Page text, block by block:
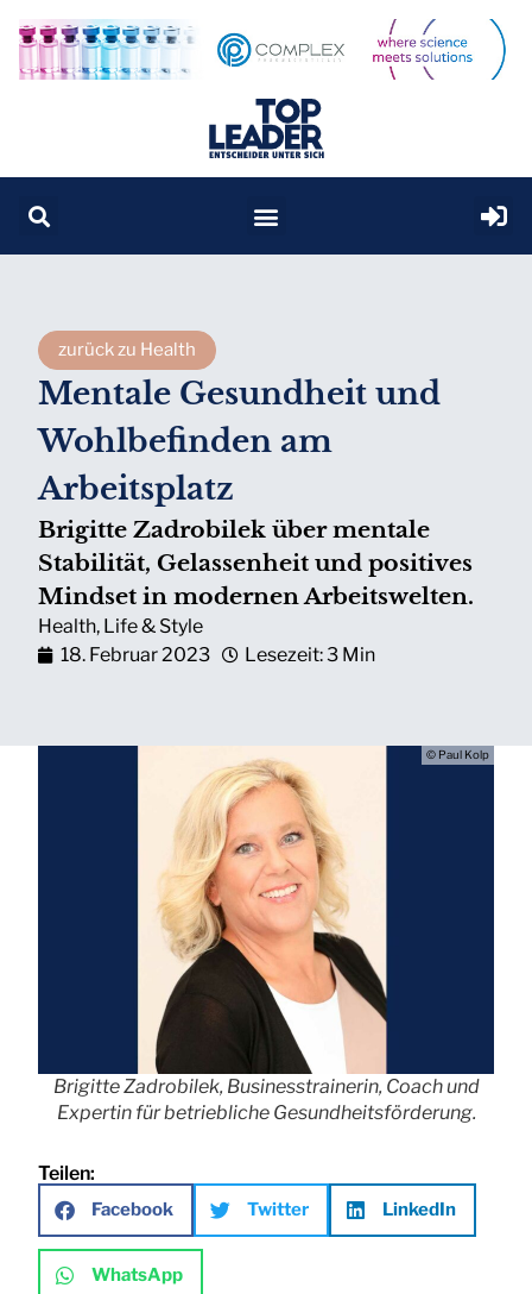
zurück zu Health
Mentale Gesundheit und
Wohlbefinden am
Arbeitsplatz
Brigitte Zadrobilek über mentale
Stabilität, Gelassenheit und positives
Mindset in modernen Arbeitswelten.
Health, Life & Style
18. Februar 2023
Lesezeit: 3 Min
© Paul Kolp
Brigitte Zadrobilek, Businesstrainerin, Coach und
Expertin für betriebliche Gesundheitsförderung.
Teilen:
Facebook Twitter LinkedIn
WhatsApp